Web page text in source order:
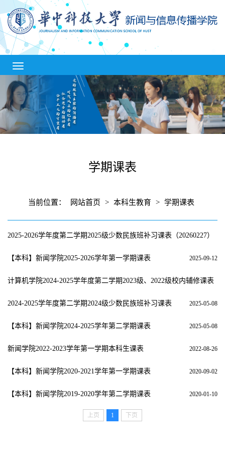
学期课表
当前位置： 网站首页 > 本科生教育 > 学期课表
2025-2026学年度第二学期2025级少数民族班补习课表（20260227）
【本科】新闻学院2025-2026学年第一学期课表 2025-09-12
计算机学院2024-2025学年度第二学期2023级、2022级校内辅修课表
2024-2025学年度第二学期2024级少数民族班补习课表 2025-05-08
【本科】新闻学院2024-2025学年第二学期课表 2025-05-08
新闻学院2022-2023学年第一学期本科生课表 2022-08-26
【本科】新闻学院2020-2021学年第一学期课表 2020-09-02
【本科】新闻学院2019-2020学年第二学期课表 2020-01-10
上页 1 下页